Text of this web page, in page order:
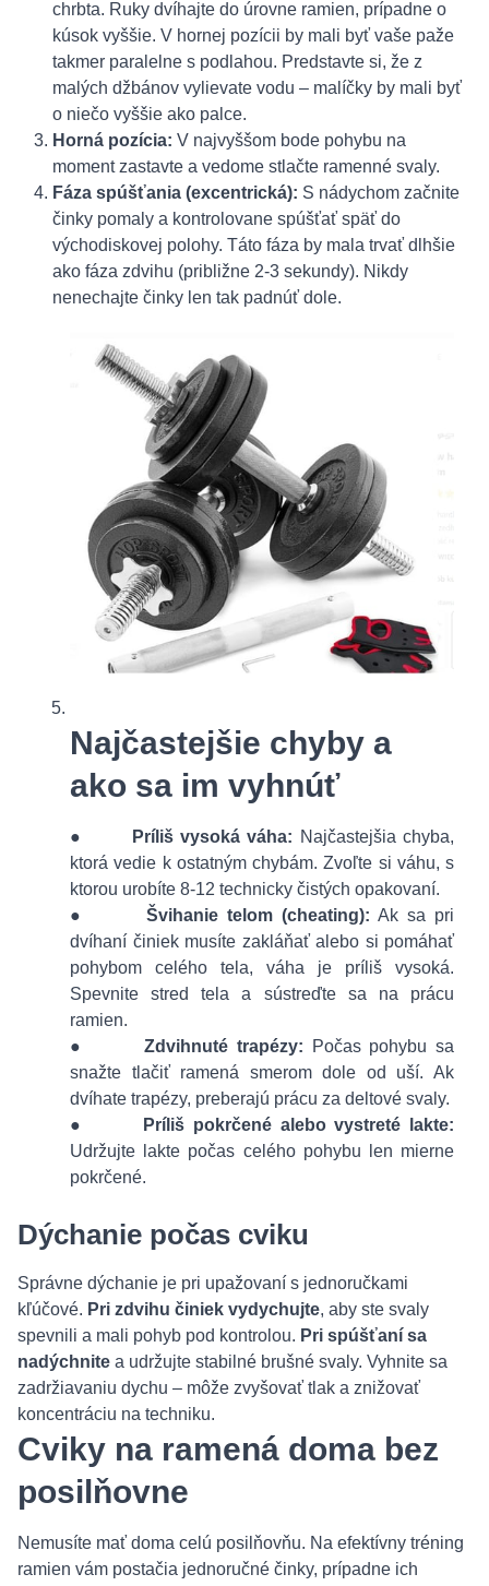
chrbta. Ruky dvíhajte do úrovne ramien, prípadne o
kúsok vyššie. V hornej pozícii by mali byť vaše paže
takmer paralelne s podlahou. Predstavte si, že z
malých džbánov vylievate vodu – malíčky by mali byť
o niečo vyššie ako palce.
Horná pozícia: V najvyššom bode pohybu na
moment zastavte a vedome stlačte ramenné svaly.
Fáza spúšťania (excentrická): S nádychom začnite
činky pomaly a kontrolovane spúšťať späť do
východiskovej polohy. Táto fáza by mala trvať dlhšie
ako fáza zdvihu (približne 2-3 sekundy). Nikdy
nenechajte činky len tak padnúť dole.
Najčastejšie chyby a
ako sa im vyhnúť
● Príliš vysoká váha: Najčastejšia chyba,
ktorá vedie k ostatným chybám. Zvoľte si váhu, s
ktorou urobíte 8-12 technicky čistých opakovaní.
● Švihanie telom (cheating): Ak sa pri
dvíhaní činiek musíte zakláňať alebo si pomáhať
pohybom celého tela, váha je príliš vysoká.
Spevnite stred tela a sústreďte sa na prácu
ramien.
● Zdvihnuté trapézy: Počas pohybu sa
snažte tlačiť ramená smerom dole od uší. Ak
dvíhate trapézy, preberajú prácu za deltové svaly.
●
Príliš pokrčené alebo vystreté lakte:
Udržujte lakte počas celého pohybu len mierne
pokrčené.
Dýchanie počas cviku
Správne dýchanie je pri upažovaní s jednoručkami
kľúčové. Pri zdvihu činiek vydychujte, aby ste svaly
spevnili a mali pohyb pod kontrolou. Pri spúšťaní sa
nadýchnite a udržujte stabilné brušné svaly. Vyhnite sa
zadržiavaniu dychu – môže zvyšovať tlak a znižovať
koncentráciu na techniku.
Cviky na ramená doma bez
posilňovne
Nemusíte mať doma celú posilňovňu. Na efektívny tréning
ramien vám postačia jednoručné činky, prípadne ich